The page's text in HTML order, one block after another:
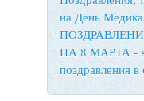
на День Медика
НА 8 МАРТА -
поздравления в